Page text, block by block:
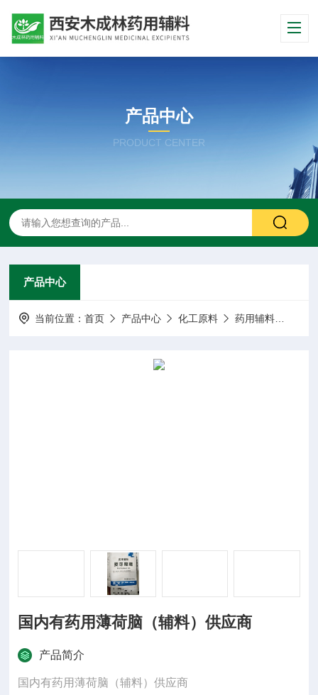
产品中心
PRODUCT CENTER
产品中心
当前位置：首页 产品中心 化工原料 药用辅料
国内有药用薄荷脑（辅料）供应商
产品简介
国内有药用薄荷脑（辅料）供应商